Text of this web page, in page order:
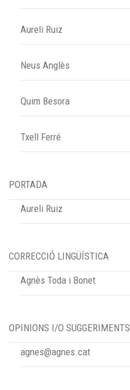
Aureli Ruiz
Neus Anglès
Quim Besora
Txell Ferré
PORTADA
Aureli Ruiz
CORRECCIÓ LINGÜÍSTICA
Agnès Toda i Bonet
OPINIONS I/O SUGGERIMENTS
agnes@agnes.cat